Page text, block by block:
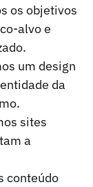
os objetivos
alvo e
um design
da
sites
a
conteúdo